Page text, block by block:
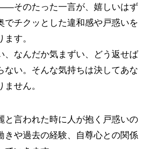
そのたった一言が、嬉しいはず
でチクッとした違和感や戸惑いを
す。
、なんだか気まずい、どう返せば
ない。そんな気持ちは決してあな
せん。
と言われた時に人が抱く戸惑いの
きや過去の経験、自尊心との関係